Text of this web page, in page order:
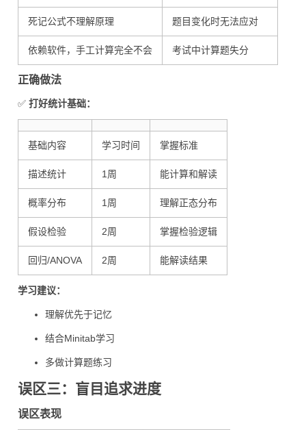
死记公式不理解原理 题目变化时无法应对
依赖软件，手工计算完全不会 考试中计算题失分
正确做法
✅ 打好统计基础：
基础内容 学习时间 掌握标准
描述统计 1周 能计算和解读
概率分布 1周 理解正态分布
假设检验 2周 掌握检验逻辑
回归/ANOVA 2周 能解读结果
学习建议：
理解优先于记忆
结合Minitab学习
多做计算题练习
误区三：盲目追求进度
误区表现